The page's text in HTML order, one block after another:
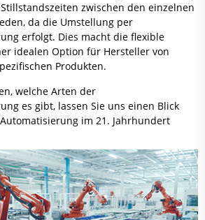
zwischen den einzelnen
da die Umstellung per
erfolgt. Dies macht die flexible
idealen Option für Hersteller von
Produkten.
welche Arten der
es gibt, lassen Sie uns einen Blick
im 21. Jahrhundert